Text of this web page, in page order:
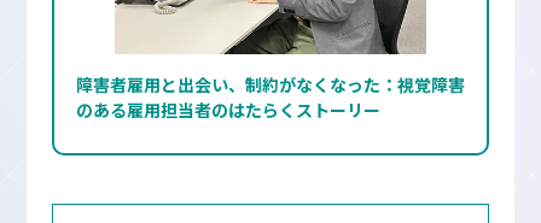
障害者雇用と出会い、制約がなくなった：視覚障害
のある雇用担当者のはたらくストーリー